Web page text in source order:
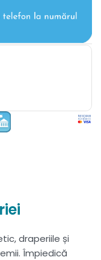
draperiile și
Împiedică